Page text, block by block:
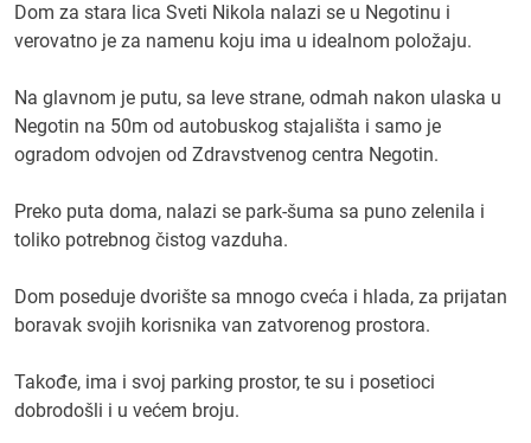
Dom za stara lica Sveti Nikola nalazi se u Negotinu i
verovatno je za namenu koju ima u idealnom položaju.
Na glavnom je putu, sa leve strane, odmah nakon ulaska u
Negotin na 50m od autobuskog stajališta i samo je
ogradom odvojen od Zdravstvenog centra Negotin.
Preko puta doma, nalazi se park-šuma sa puno zelenila i
toliko potrebnog čistog vazduha.
Dom poseduje dvorište sa mnogo cveća i hlada, za prijatan
boravak svojih korisnika van zatvorenog prostora.
Takođe, ima i svoj parking prostor, te su i posetioci
dobrodošli i u većem broju.